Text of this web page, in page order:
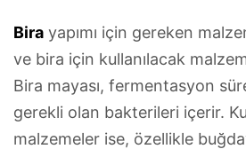
Bira yapımı için gereken
ve bira için kullanılacak
Bira mayası, fermentasyon
gerekli olan bakterileri içerir.
malzemeler ise, özellikle